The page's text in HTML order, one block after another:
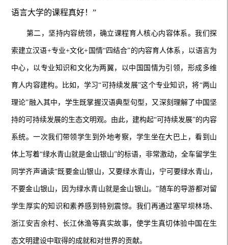
语言大学的课程真好！”
第二，坚持内容统领，确立课程育人核心内容体系。我们探
索建立汉语+专业+文化+国情“四结合”的内容育人体系，以语言为
中心，以专业知识和文化为两翼，以中国国情为引领，形成多维
育人内容建构。比如，学习“可持续发展”这个专业知识，将“两山
理论”融入其中，学生既掌握汉语典型句型，又深刻理解了中国坚
持的可持续发展的生态文明观。由此，建构起“可持续发展”的内容
系统。一次我们带领学生到外地考察，学生坐在大巴上，看到山
体上写着“绿水青山就是金山银山”的标语，非常激动，全车留学生
同学齐声诵读“既要金山银山，又要绿水青山，宁可要绿水青山，
不要金山银山，因为绿水青山就是金山银山。”随车的导游都对留
学生厚实的知识和素养感到特别震惊。我们再通过塞罕坝林场、
浙江安吉余村、长江休渔等真实故事，使学生真切体验中国在生
态文明建设中取得的成就和对世界的贡献。